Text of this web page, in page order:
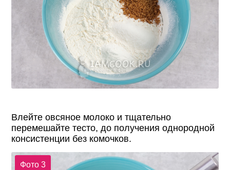
Влейте овсяное молоко и тщательно
перемешайте тесто, до получения однородной
консистенции без комочков.
Фото 3